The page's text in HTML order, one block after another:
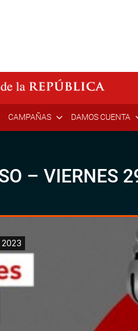
CAMPAÑAS DAMOS CUENTA
– VIERNES